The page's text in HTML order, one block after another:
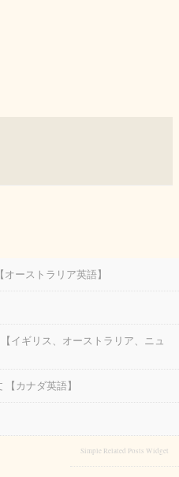
ーストラリア英語】
イギリス、オーストラリア、ニュ
カナダ英語】
Simple Related Posts Widget